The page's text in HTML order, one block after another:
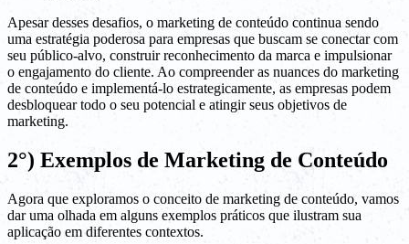
Apesar desses desafios, o marketing de conteúdo continua sendo
uma estratégia poderosa para empresas que buscam se conectar com
seu público-alvo, construir reconhecimento da marca e impulsionar
o engajamento do cliente. Ao compreender as nuances do marketing
de conteúdo e implementá-lo estrategicamente, as empresas podem
desbloquear todo o seu potencial e atingir seus objetivos de
marketing.
2°) Exemplos de Marketing de Conteúdo
Agora que exploramos o conceito de marketing de conteúdo, vamos
dar uma olhada em alguns exemplos práticos que ilustram sua
aplicação em diferentes contextos.